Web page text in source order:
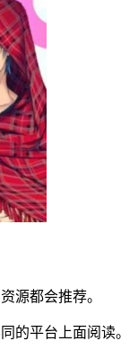
源都会推荐。
的平台上面阅读。